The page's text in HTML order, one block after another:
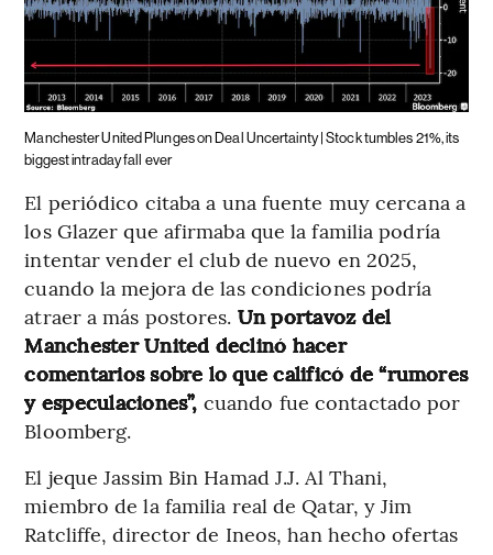
Manchester United Plunges on Deal Uncertainty | Stock tumbles 21%, its
biggest intraday fall ever
El periódico citaba a una fuente muy cercana a
los Glazer que afirmaba que la familia podría
intentar vender el club de nuevo en 2025,
cuando la mejora de las condiciones podría
atraer a más postores. Un portavoz del
Manchester United declinó hacer
comentarios sobre lo que calificó de “rumores
y especulaciones”, cuando fue contactado por
Bloomberg.
El jeque Jassim Bin Hamad J.J. Al Thani,
miembro de la familia real de Qatar, y Jim
Ratcliffe, director de Ineos, han hecho ofertas